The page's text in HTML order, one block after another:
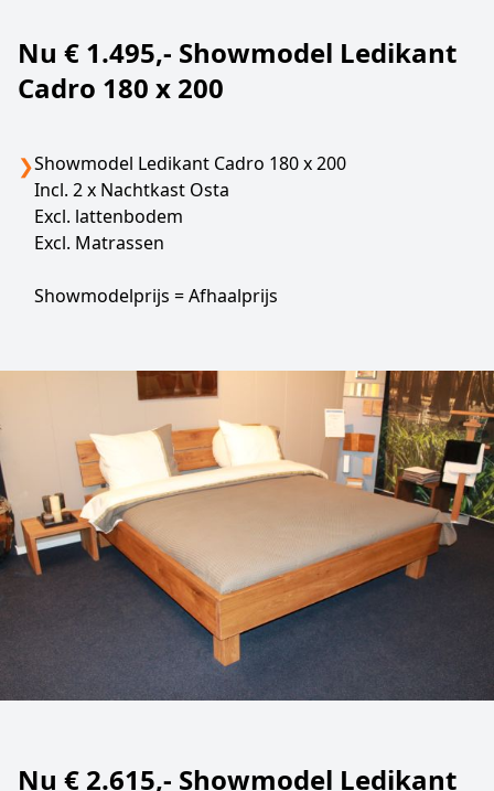
Nu € 1.495,- Showmodel Ledikant
Cadro 180 x 200
❯Showmodel Ledikant Cadro 180 x 200
Incl. 2 x Nachtkast Osta
Excl. lattenbodem
Excl. Matrassen
Showmodelprijs = Afhaalprijs
Nu € 2.615,- Showmodel Ledikant